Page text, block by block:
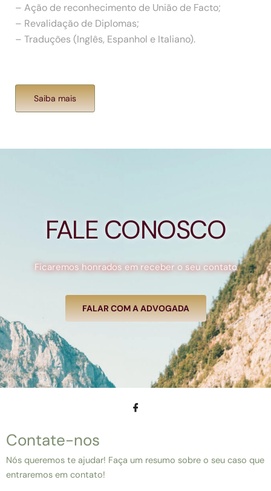
– Ação de reconhecimento de União de Facto;
– Revalidação de Diplomas;
– Traduções (Inglês, Espanhol e Italiano).
Saiba mais
FALE CONOSCO
Ficaremos honrados em receber o seu contato
FALAR COM A ADVOGADA
Contate-nos
Nós queremos te ajudar! Faça um resumo sobre o seu caso que
entraremos em contato!